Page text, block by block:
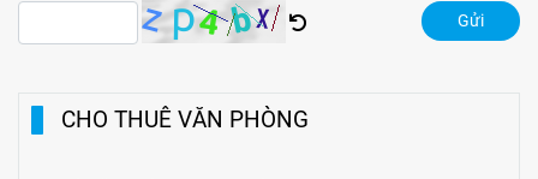
Gửi
CHO THUÊ VĂN PHÒNG